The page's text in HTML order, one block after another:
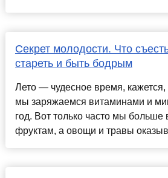
Секрет молодости. Что
стареть и быть бодрым
Лето — чудесное время,
мы заряжаемся витаминами и
год. Вот только часто мы больше
фруктам, а овощи и травы